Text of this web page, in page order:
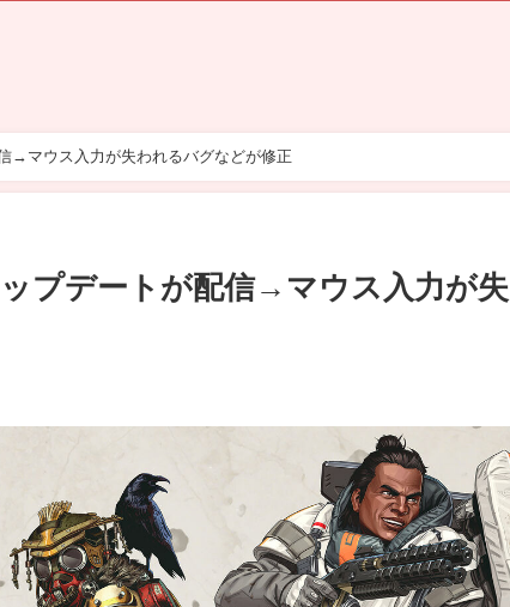
→マウス入力が失われるバグなどが修正
ップデートが配信→マウス入力が失